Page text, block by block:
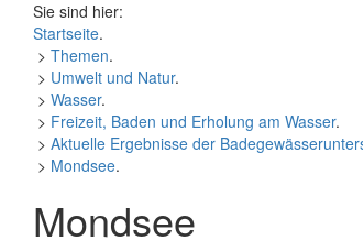
Sie sind hier:
Startseite.
> Themen.
> Umwelt und Natur.
> Wasser.
> Freizeit, Baden und Erholung am Wasser.
> Aktuelle Ergebnisse der
> Mondsee.
Mondsee